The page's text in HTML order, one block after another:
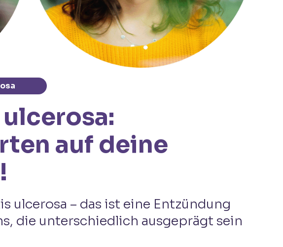
auf deine
ulcerosa – das ist eine Entzündung
die unterschiedlich ausgeprägt sein